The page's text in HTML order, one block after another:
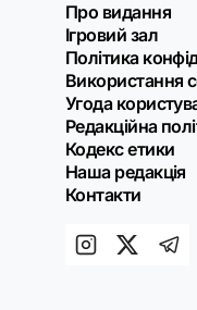
Про видання
Ігровий зал
Політика
Використання
Угода
Редакційна
Кодекс етики
Наша редакція
Контакти